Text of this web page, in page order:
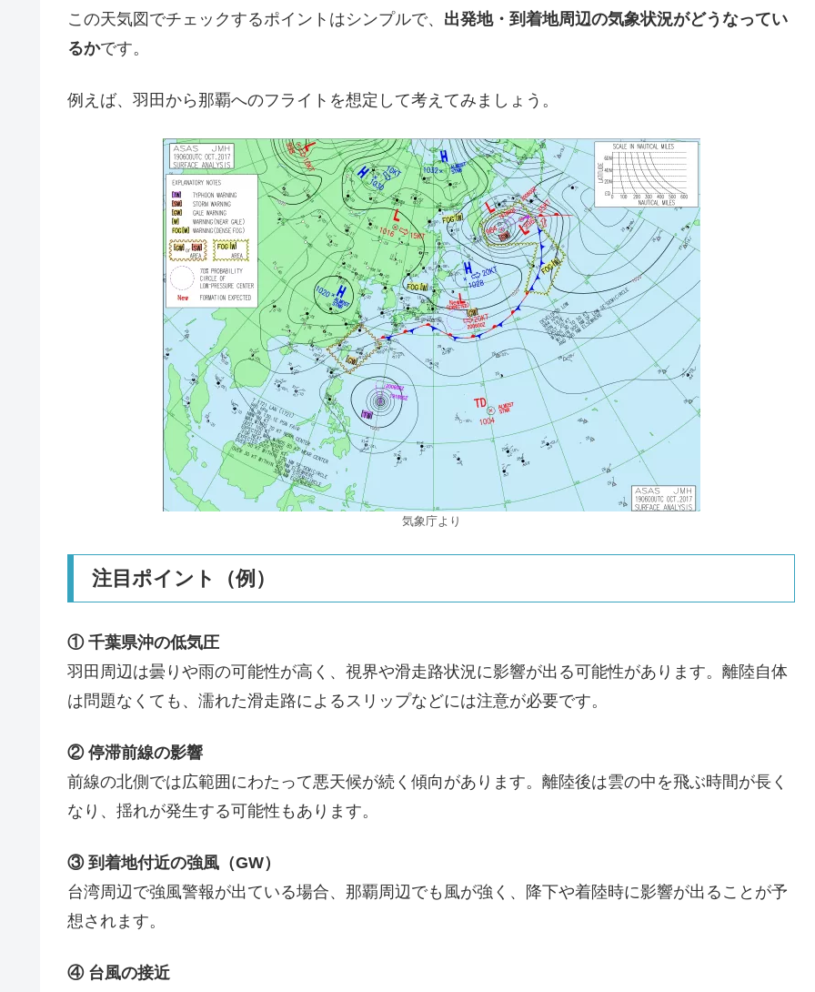
この天気図でチェックするポイントはシンプルで、 出発地・到着地周辺の気象状況がどうなってい
るかです。
例えば、羽田から那覇へのフライトを想定して考えてみましょう。
気象庁より
注目ポイント（例）
① 千葉県沖の低気圧
羽田周辺は曇りや雨の可能性が高く、視界や滑走路状況に影響が出る可能性があります。離陸自体
は問題なくても、濡れた滑走路によるスリップなどには注意が必要です。
② 停滞前線の影響
前線の北側では広範囲にわたって悪天候が続く傾向があります。離陸後は雲の中を飛ぶ時間が長く
なり、揺れが発生する可能性もあります。
③ 到着地付近の強風（GW）
台湾周辺で強風警報が出ている場合、那覇周辺でも風が強く、降下や着陸時に影響が出ることが予
想されます。
④ 台風の接近